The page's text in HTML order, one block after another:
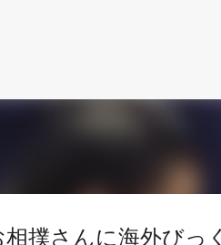
撲さんに海外びっ